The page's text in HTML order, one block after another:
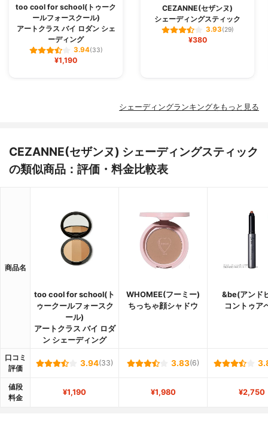
too cool for school(トゥーク
ールフォースクール)
アートクラス バイ ロダン シェ
ーディング
3.94(33)
¥1,190
CEZANNE(セザンヌ)
シェーディングスティック
3.93(29)
¥380
シェーディングランキングをもっと見る
CEZANNE(セザンヌ) シェーディングスティック
の類似商品：評価・料金比較表
商品名
too cool for school(ト
ゥークールフォースク
ール)
アートクラス バイ ロダ
ン シェーディング
WHOMEE(フーミー)
ちっちゃ顔シャドウ
&be(アンド
コントゥア
口コミ
評価
3.94(33) 3.83(6)
値段
料金
¥1,190 ¥1,980 ¥2,750